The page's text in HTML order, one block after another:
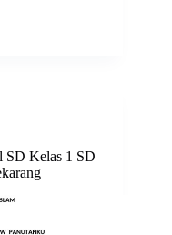
SD Kelas 1 SD